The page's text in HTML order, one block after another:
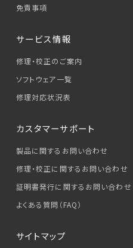
免責事項
サービス情報
修理・校正のご案内
ソフトウェア一覧
修理対応状況表
カスタマーサポート
製品に関するお問い合わせ
修理・校正に関するお問い合わせ
証明書発行に関するお問い合わせ
よくある質問（FAQ）
サイトマップ